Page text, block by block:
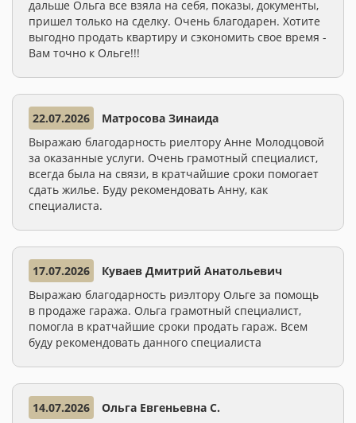
дальше Ольга все взяла на себя, показы, документы,
пришел только на сделку. Очень благодарен. Хотите
выгодно продать квартиру и сэкономить свое время -
Вам точно к Ольге!!!
22.07.2026
Матросова Зинаида
Выражаю благодарность риелтору Анне Молодцовой
за оказанные услуги. Очень грамотный специалист,
всегда была на связи, в кратчайшие сроки помогает
сдать жилье. Буду рекомендовать Анну, как
специалиста.
17.07.2026
Куваев Дмитрий Анатольевич
Выражаю благодарность риэлтору Ольге за помощь
в продаже гаража. Ольга грамотный специалист,
помогла в кратчайшие сроки продать гараж. Всем
буду рекомендовать данного специалиста
14.07.2026
Ольга Евгеньевна С.